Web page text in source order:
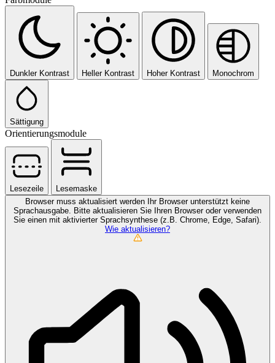
Dunkler Kontrast Heller Kontrast Hoher Kontrast Monochrom
Sättigung
Orientierungsmodule
Lesezeile
Lesemaske
Browser muss aktualisiert werden
Ihr Browser unterstützt keine
Sprachausgabe. Bitte aktualisieren Sie Ihren Browser oder verwenden
Sie einen mit aktivierter Sprachsynthese (z.B. Chrome, Edge, Safari).
Wie aktualisieren?